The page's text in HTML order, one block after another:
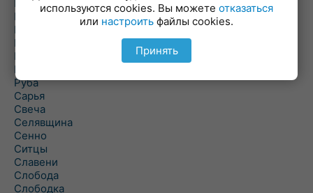
Погоща
Подсвилье
Полоцк
Поставы
Прозороки
Россоны
Руба
Сарья
Свеча
Селявщина
Сенно
Ситцы
Славени
Слобода
Слободка
используются cookies. Вы можете отказаться
или настроить файлы cookies.
Принять